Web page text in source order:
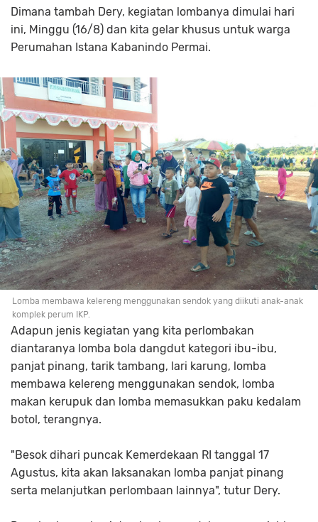
Dimana tambah Dery, kegiatan lombanya dimulai hari
ini, Minggu (16/8) dan kita gelar khusus untuk warga
Perumahan Istana Kabanindo Permai.
Lomba membawa kelereng menggunakan sendok yang diikuti anak-anak
komplek perum IKP.
Adapun jenis kegiatan yang kita perlombakan
diantaranya lomba bola dangdut kategori ibu-ibu,
panjat pinang, tarik tambang, lari karung, lomba
membawa kelereng menggunakan sendok, lomba
makan kerupuk dan lomba memasukkan paku kedalam
botol, terangnya.
"Besok dihari puncak Kemerdekaan RI tanggal 17
Agustus, kita akan laksanakan lomba panjat pinang
serta melanjutkan perlombaan lainnya", tutur Dery.